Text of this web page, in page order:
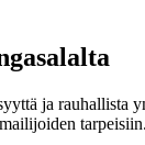
ja
tarpeisiin.